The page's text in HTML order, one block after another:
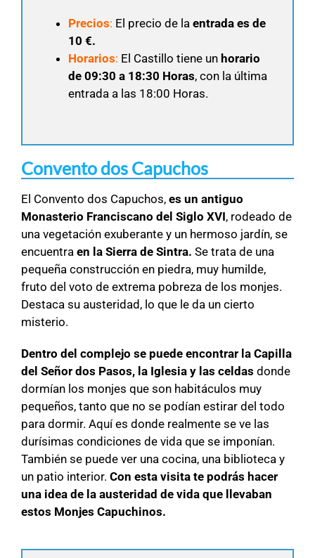
Precios: El precio de la entrada es de
10 €.
Horarios: El Castillo tiene un horario
de 09:30 a 18:30 Horas, con la última
entrada a las 18:00 Horas.
Convento dos Capuchos
El Convento dos Capuchos, es un antiguo
Monasterio Franciscano del Siglo XVI, rodeado de
una vegetación exuberante y un hermoso jardín, se
encuentra en la Sierra de Sintra. Se trata de una
pequeña construcción en piedra, muy humilde,
fruto del voto de extrema pobreza de los monjes.
Destaca su austeridad, lo que le da un cierto
misterio.
Dentro del complejo se puede encontrar la Capilla
del Señor dos Pasos, la Iglesia y las celdas donde
dormían los monjes que son habitáculos muy
pequeños, tanto que no se podían estirar del todo
para dormir. Aquí es donde realmente se ve las
durísimas condiciones de vida que se imponían.
También se puede ver una cocina, una biblioteca y
un patio interior. Con esta visita te podrás hacer
una idea de la austeridad de vida que llevaban
estos Monjes Capuchinos.